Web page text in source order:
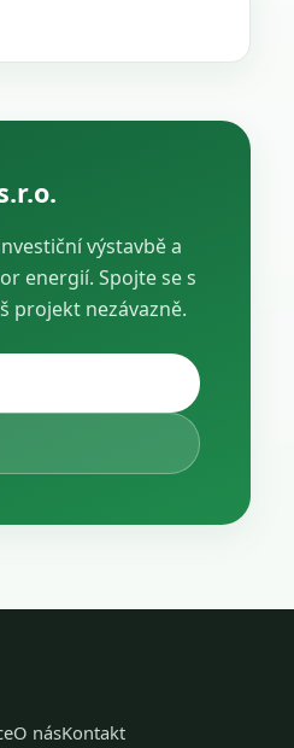
výstavbě a
energií. Spojte se s
projekt nezávazně.
O násKontakt